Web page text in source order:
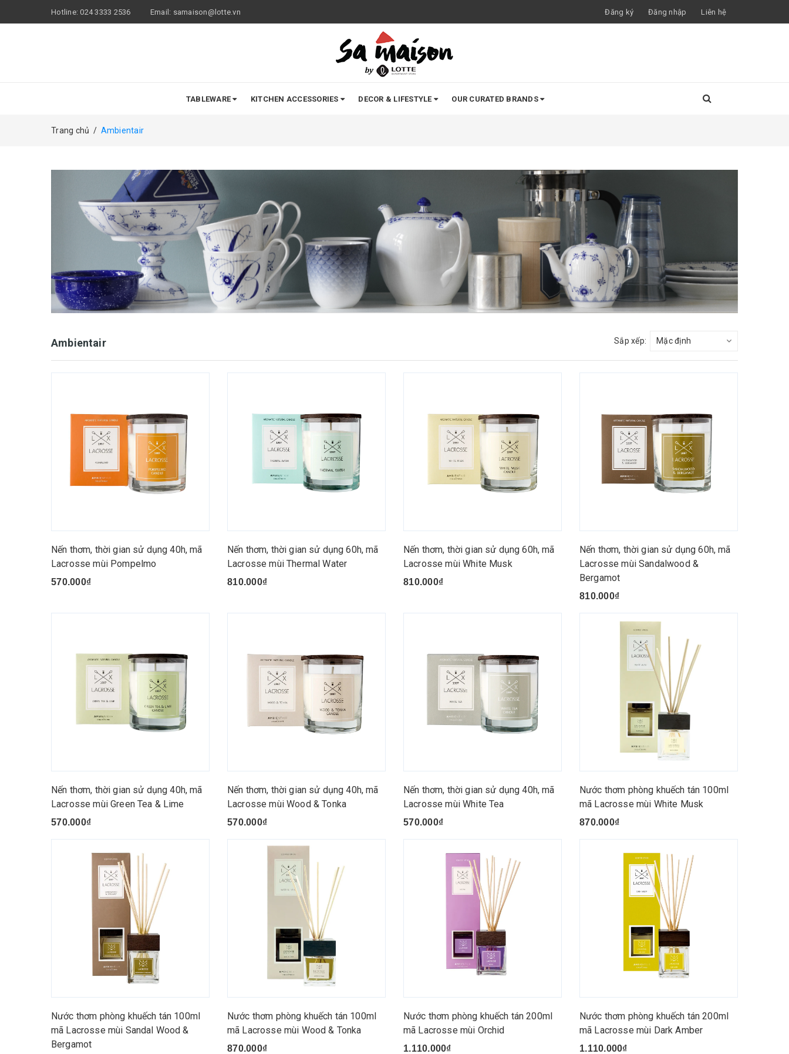
Hotline:024 3333 2536 Email: samaison@lotte.vn Đăng ký Đăng nhập Liên hệ
TABLEWARE KITCHEN ACCESSORIES DECOR & LIFESTYLE OUR CURATED BRANDS
Trang chủ / Ambientair
Ambientair Sắp xếp:
Nến thơm, thời gian sử dụng 40h, mã
Lacrosse mùi Pompelmo
570.000₫
Nến thơm, thời gian sử dụng 60h, mã
Lacrosse mùi Thermal Water
810.000₫
Nến thơm, thời gian sử dụng 60h, mã
Lacrosse mùi White Musk
810.000₫
Nến thơm, thời gian sử dụng 60h, mã
Lacrosse mùi Sandalwood &
Bergamot
810.000₫
Nến thơm, thời gian sử dụng 40h, mã
Lacrosse mùi Green Tea & Lime
570.000₫
Nến thơm, thời gian sử dụng 40h, mã
Lacrosse mùi Wood & Tonka
570.000₫
Nến thơm, thời gian sử dụng 40h, mã
Lacrosse mùi White Tea
570.000₫
Nước thơm phòng khuếch tán 100ml
mã Lacrosse mùi White Musk
870.000₫
Nước thơm phòng khuếch tán 100ml
mã Lacrosse mùi Sandal Wood &
Bergamot
Nước thơm phòng khuếch tán 100ml
mã Lacrosse mùi Wood & Tonka
870.000₫
Nước thơm phòng khuếch tán 200ml
mã Lacrosse mùi Orchid
1.110.000₫
Nước thơm phòng khuếch tán 200ml
mã Lacrosse mùi Dark Amber
1.110.000₫